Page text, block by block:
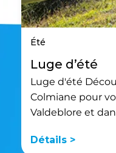
Été
Luge d’été
Luge d'été
Colmiane pour
Valdeblore et
Détails >